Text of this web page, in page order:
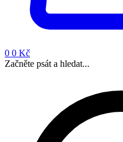
0 0 Kč
Začněte psát a hledat...